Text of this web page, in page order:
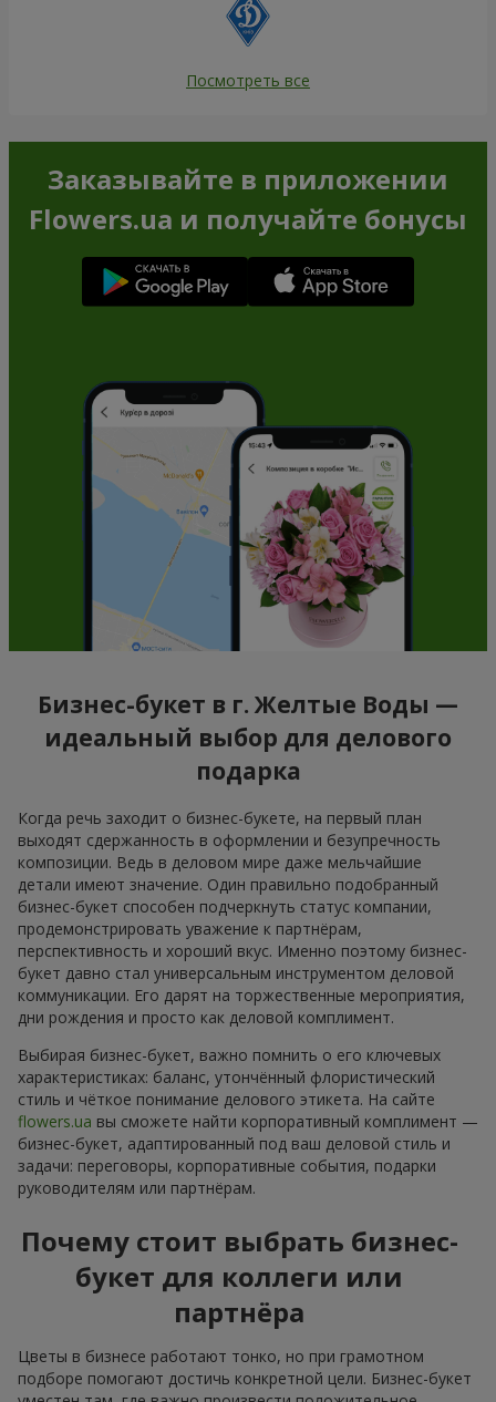
Посмотреть все
Заказывайте в приложении
Flowers.ua и получайте бонусы
Бизнес-букет в г. Желтые Воды —
идеальный выбор для делового
подарка
Когда речь заходит о бизнес-букете, на первый план
выходят сдержанность в оформлении и безупречность
композиции. Ведь в деловом мире даже мельчайшие
детали имеют значение. Один правильно подобранный
бизнес-букет способен подчеркнуть статус компании,
продемонстрировать уважение к партнёрам,
перспективность и хороший вкус. Именно поэтому бизнес-
букет давно стал универсальным инструментом деловой
коммуникации. Его дарят на торжественные мероприятия,
дни рождения и просто как деловой комплимент.
Выбирая бизнес-букет, важно помнить о его ключевых
характеристиках: баланс, утончённый флористический
стиль и чёткое понимание делового этикета. На сайте
flowers.ua вы сможете найти корпоративный комплимент —
бизнес-букет, адаптированный под ваш деловой стиль и
задачи: переговоры, корпоративные события, подарки
руководителям или партнёрам.
Почему стоит выбрать бизнес-
букет для коллеги или
партнёра
Цветы в бизнесе работают тонко, но при грамотном
подборе помогают достичь конкретной цели. Бизнес-букет